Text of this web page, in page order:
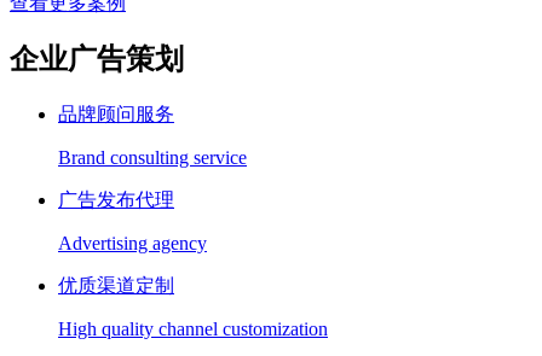
企业广告策划
品牌顾问服务
Brand consulting service
广告发布代理
Advertising agency
优质渠道定制
High quality channel customization